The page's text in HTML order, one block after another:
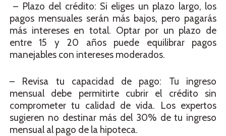
– Plazo del crédito: Si eliges un plazo largo, los
pagos mensuales serán más bajos, pero pagarás
más intereses en total. Optar por un plazo de
entre 15 y 20 años puede equilibrar pagos
manejables con intereses moderados.
– Revisa tu capacidad de pago: Tu ingreso
mensual debe permitirte cubrir el crédito sin
comprometer tu calidad de vida. Los expertos
sugieren no destinar más del 30% de tu ingreso
mensual al pago de la hipoteca.